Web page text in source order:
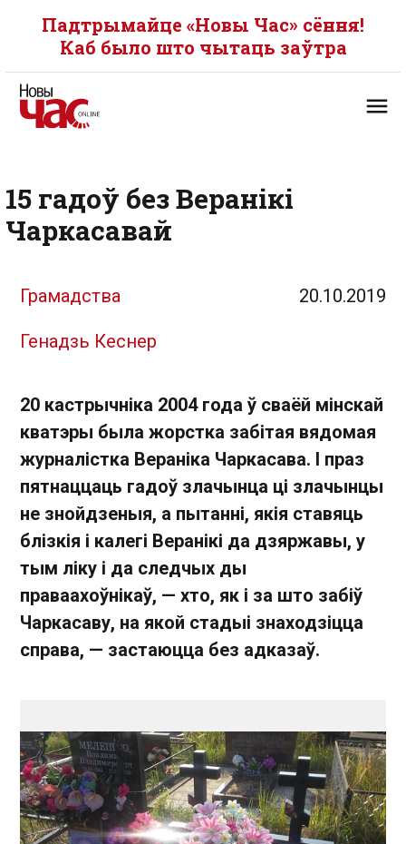
Падтрымайце «Новы Час» сёння!
Каб было што чытаць заўтра
15 гадоў без Веранікі
Чаркасавай
Грамадства 20.10.2019
Генадзь Кеснер
20 кастрычніка 2004 года ў сваёй мінскай
кватэры была жорстка забітая вядомая
журналістка Вераніка Чаркасава. І праз
пятнаццаць гадоў злачынца ці злачынцы
не знойдзеныя, а пытанні, якія ставяць
блізкія і калегі Веранікі да дзяржавы, у
тым ліку і да следчых ды
праваахоўнікаў, — хто, як і за што забіў
Чаркасаву, на якой стадыі знаходзіцца
справа, — застаюцца без адказаў.